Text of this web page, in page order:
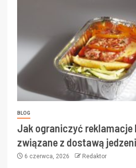
BLOG
Jak ograniczyć reklamacje
związane z dostawą
6 czerwca, 2026 Redaktor